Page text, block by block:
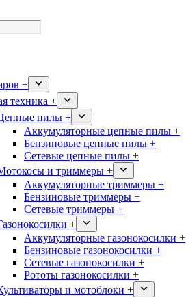
+
техника +
пилы +
Аккумуляторные цепные пилы +
Бензиновые цепные пилы +
Сетевые цепные пилы +
и триммеры +
Аккумуляторные триммеры +
Бензиновые триммеры +
Сетевые триммеры +
+
Аккумуляторные газонокосилки +
Бензиновые газонокосилки +
Сетевые газонокосилки +
Рототы газонокосилки +
и мотоблоки +